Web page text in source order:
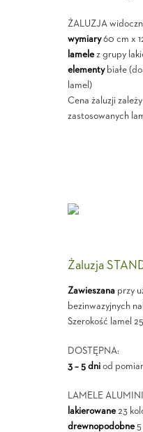
ŻALUZJA
wymiary60 cm x
lamelez grupy
elementybiałe
lamel)
Cena żaluzji
zastosowanych
Żaluzja
Zawieszanaprzy
bezinwazyjnych
Szerokość lamel
DOSTĘPNA:
3 – 5 dniod
LAMELE
lakierowane23
drewnopodobne5